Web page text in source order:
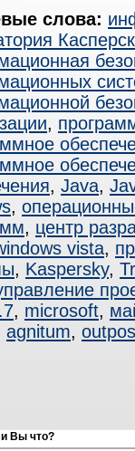
слова:
,
, Java,
,
, центр
vista,
, Kaspersky,
, microsoft,
agnitum,
Вы что?